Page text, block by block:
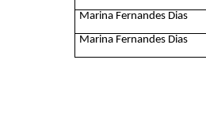
Marina Fernandes Dias
Marina Fernandes Dias